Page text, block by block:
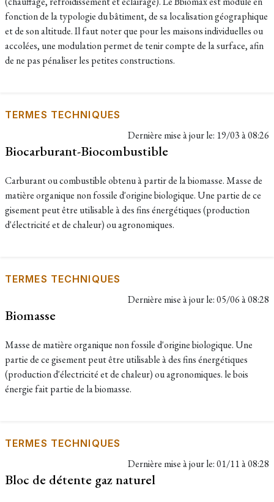
fonction de la typologie du bâtiment, de sa localisation géographique
et de son altitude. Il faut noter que pour les maisons individuelles ou
accolées, une modulation permet de tenir compte de la surface, afin
de ne pas pénaliser les petites constructions.
TERMES TECHNIQUES
Dernière mise à jour le: 19/03 à 08:26
Biocarburant-Biocombustible
Carburant ou combustible obtenu à partir de la biomasse. Masse de
matière organique non fossile d'origine biologique. Une partie de ce
gisement peut être utilisable à des fins énergétiques (production
d'électricité et de chaleur) ou agronomiques.
TERMES TECHNIQUES
Dernière mise à jour le:05/06 à 08:28
Biomasse
Masse de matière organique non fossile d'origine biologique. Une
partie de ce gisement peut être utilisable à des fins énergétiques
(production d'électricité et de chaleur) ou agronomiques. le bois
énergie fait partie de la biomasse.
TERMES TECHNIQUES
Dernière mise à jour le:01/11 à 08:28
Bloc de détente gaz naturel